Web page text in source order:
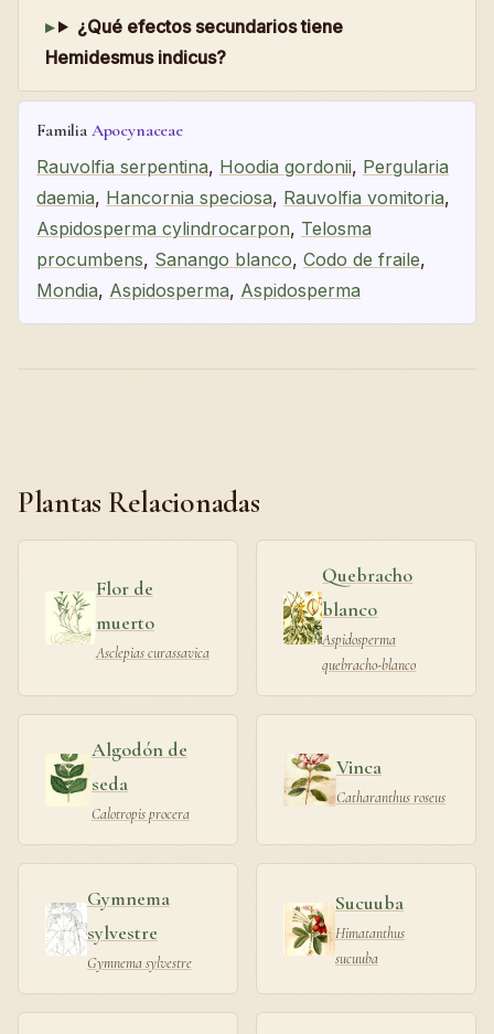
¿Qué efectos secundarios tiene
Hemidesmus indicus?
Familia Apocynaceae
Rauvolfia serpentina, Hoodia gordonii, Pergularia
daemia, Hancornia speciosa, Rauvolfia vomitoria,
Aspidosperma cylindrocarpon, Telosma
procumbens, Sanango blanco, Codo de fraile,
Mondia, Aspidosperma, Aspidosperma
Plantas Relacionadas
Flor de
muerto
Asclepias curassavica
Quebracho
blanco
Aspidosperma
quebracho-blanco
Algodón de
seda
Calotropis procera
Vinca
Catharanthus roseus
Gymnema
sylvestre
Gymnema sylvestre
Sucuuba
Himatanthus
sucuuba